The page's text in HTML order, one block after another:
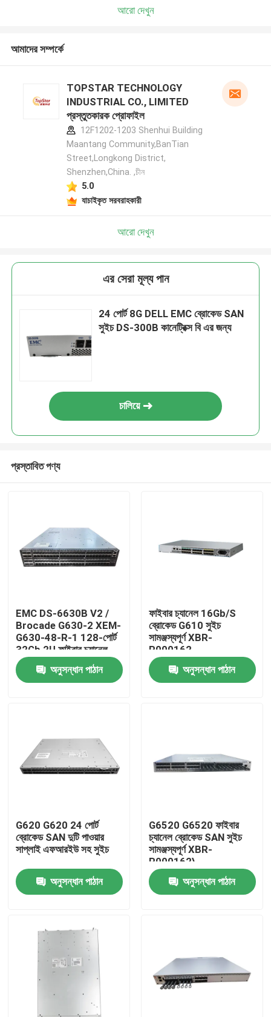
আমাদের সম্পর্কে
মান নিয়ন্ত্রণ
যোগাযোগ করুন
খবর
এনভিডিয়া এআই পণ্য
400G/800G অপটিক্যাল মডিউল
100G QSFP28 মডিউল
আরো দেখুন
আমাদের সম্পর্কে
TOPSTAR TECHNOLOGY
INDUSTRIAL CO., LIMITED
প্রস্তুতকারক প্রোফাইল
12F1202-1203 Shenhui Building
Maantang Community,BanTian
Street,Longkong District,
Shenzhen,China. ,চীন
5.0
যাচাইকৃত সরবরাহকারী
আরো দেখুন
এর সেরা মূল্য পান
24 পোর্ট 8G DELL EMC ব্রোকেড SAN
সুইচ DS-300B কানেট্রিক্স বি এর জন্য
চালিয়ে
প্রস্তাবিত পণ্য
EMC DS-6630B V2 /
Brocade G630-2 XEM-
G630-48-R-1 128-পোর্ট
32Gb 2U ফাইবার চ্যানেল
SAN সুইচ
অনুসন্ধান পাঠান
ফাইবার চ্যানেল 16Gb/S
ব্রোকেড G610 সুইচ
সামঞ্জস্যপূর্ণ XBR-
R000162
অনুসন্ধান পাঠান
G620 G620 24 পোর্ট
ব্রোকেড SAN দুটি পাওয়ার
সাপ্লাই এফআরইউ সহ সুইচ
অনুসন্ধান পাঠান
G6520 G6520 ফাইবার
চ্যানেল ব্রোকেড SAN সুইচ
সামঞ্জস্যপূর্ণ XBR-
R000162\
অনুসন্ধান পাঠান